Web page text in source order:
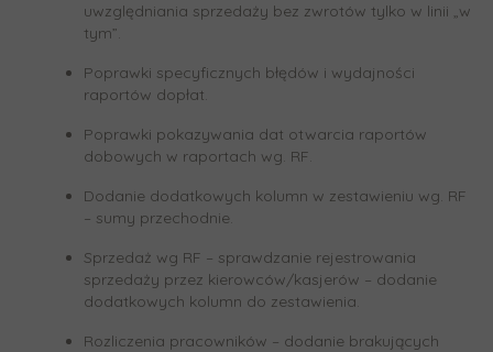
uwzględniania sprzedaży bez zwrotów tylko w linii „w
tym”.
Poprawki specyficznych błędów i wydajności
raportów dopłat.
Poprawki pokazywania dat otwarcia raportów
dobowych w raportach wg. RF.
Dodanie dodatkowych kolumn w zestawieniu wg. RF
– sumy przechodnie.
Sprzedaż wg RF – sprawdzanie rejestrowania
sprzedaży przez kierowców/kasjerów – dodanie
dodatkowych kolumn do zestawienia.
Rozliczenia pracowników – dodanie brakujących